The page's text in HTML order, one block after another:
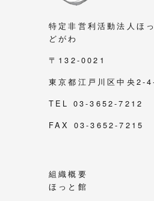
特定非営利活動法人ほ
どがわ
〒132-0021
東京都江戸川区中央2-
TEL 03-3652-7212
FAX 03-3652-7215
組織概要
ほっと館